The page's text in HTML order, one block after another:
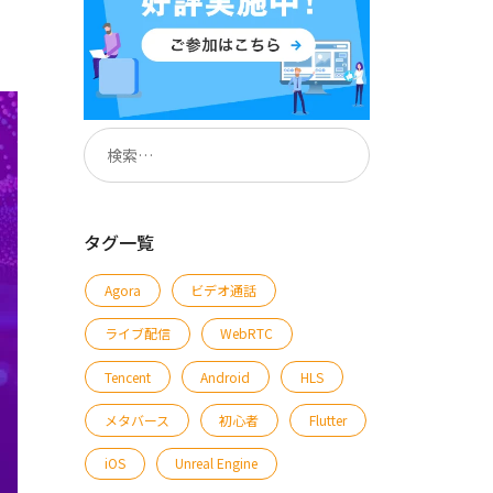
タグ一覧
Agora ビデオ通話
ライブ配信 WebRTC
Tencent Android HLS
メタバース 初心者 Flutter
iOS Unreal Engine